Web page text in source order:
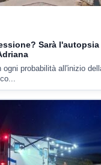
Sarà
ogni probabilità all'inizio